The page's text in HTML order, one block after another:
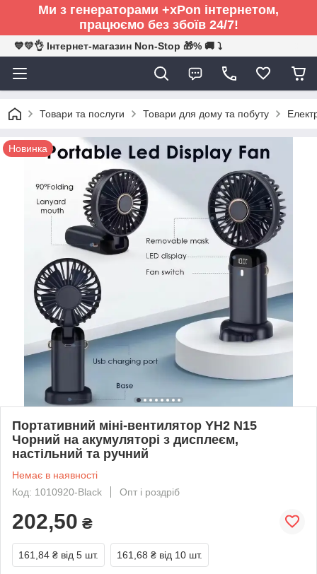
Ми з генераторами +xPon інтернетом,
працюємо без збоїв 24/7!
💙💛👌 Інтернет-магазин Non-Stop 🎁% 🚚 ⤵
Товари та послуги Товари для дому та побуту
Новинка
Портативний міні-вентилятор YH2 N15
Чорний на акумуляторі з дисплеєм,
настільний та ручний
Немає в наявності
Код: 1010920-Black
Опт і роздріб
202,50 ₴
161,84 ₴ від 5 шт. 161,68 ₴ від 10 шт.